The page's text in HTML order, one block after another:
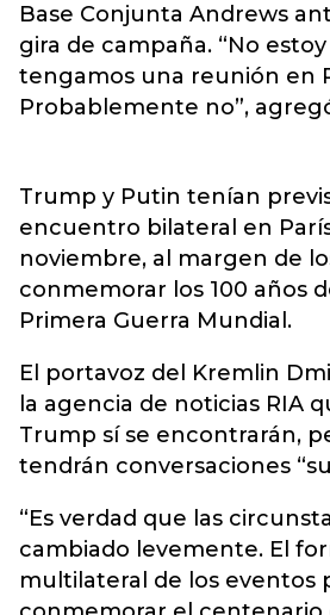
Base Conjunta Andrews
gira de campaña. “No
tengamos una reunión en
Probablemente no”,
Trump y Putin tenían
encuentro bilateral en París
noviembre, al margen de
conmemorar los 100 años
Primera Guerra Mundial.
El portavoz del Kremlin
la agencia de noticias RIA
Trump sí se encontrarán,
tendrán conversaciones
“Es verdad que las
cambiado levemente. El
multilateral de los eventos